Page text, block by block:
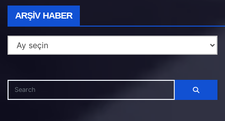
ARŞIV HABER
Haber